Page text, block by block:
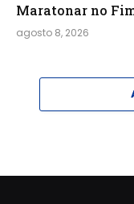
Maratonar no
agosto 8, 2026